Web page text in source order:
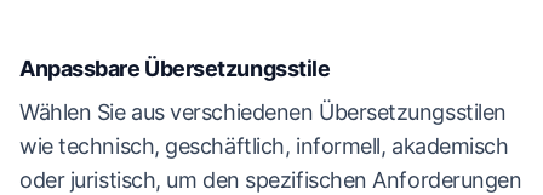
Anpassbare Übersetzungsstile
Wählen Sie aus verschiedenen Übersetzungsstilen
wie technisch, geschäftlich, informell, akademisch
oder juristisch, um den spezifischen Anforderungen